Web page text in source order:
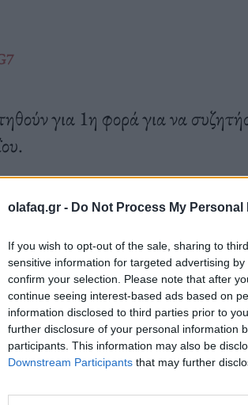
olafaq.gr - Do Not Process My Personal
If you wish to opt-out of the sale, sharing to
sensitive information for targeted advertising
confirm your selection. Please note that after
continue seeing interest-based ads based on
information disclosed to third parties prior to
further disclosure of your personal information
participants. This information may also be
Downstream Participants that may further
για 1η φορά για να